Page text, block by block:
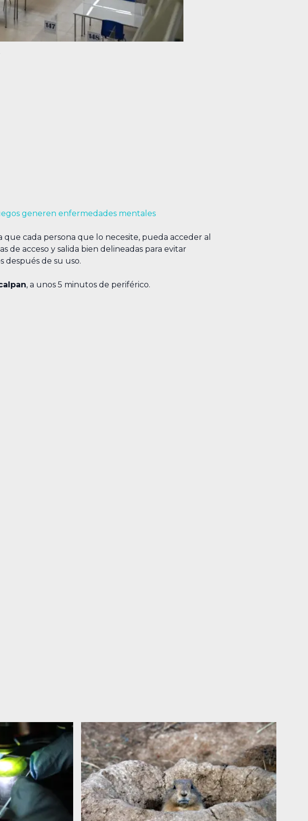
generen enfermedades mentales
que cada persona que lo necesite, pueda acceder al
de acceso y salida bien delineadas para evitar
después de su uso.
, a unos 5 minutos de periférico.